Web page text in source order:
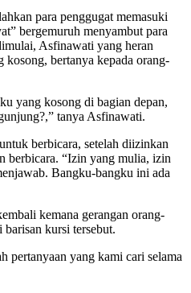
para penggugat memasuki
bergemuruh menyambut para
Asfinawati yang heran
kosong, bertanya kepada orang-
yang kosong di bagian depan,
tanya Asfinawati.
berbicara, setelah diizinkan
berbicara. “Izin yang mulia, izin
Bangku-bangku ini ada
kemana gerangan orang-
kursi tersebut.
pertanyaan yang kami cari selama